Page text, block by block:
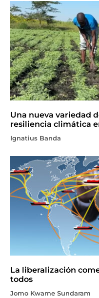
Una nueva variedad
resiliencia climática
Ignatius Banda
La liberalización
todos
Jomo Kwame Sundaram